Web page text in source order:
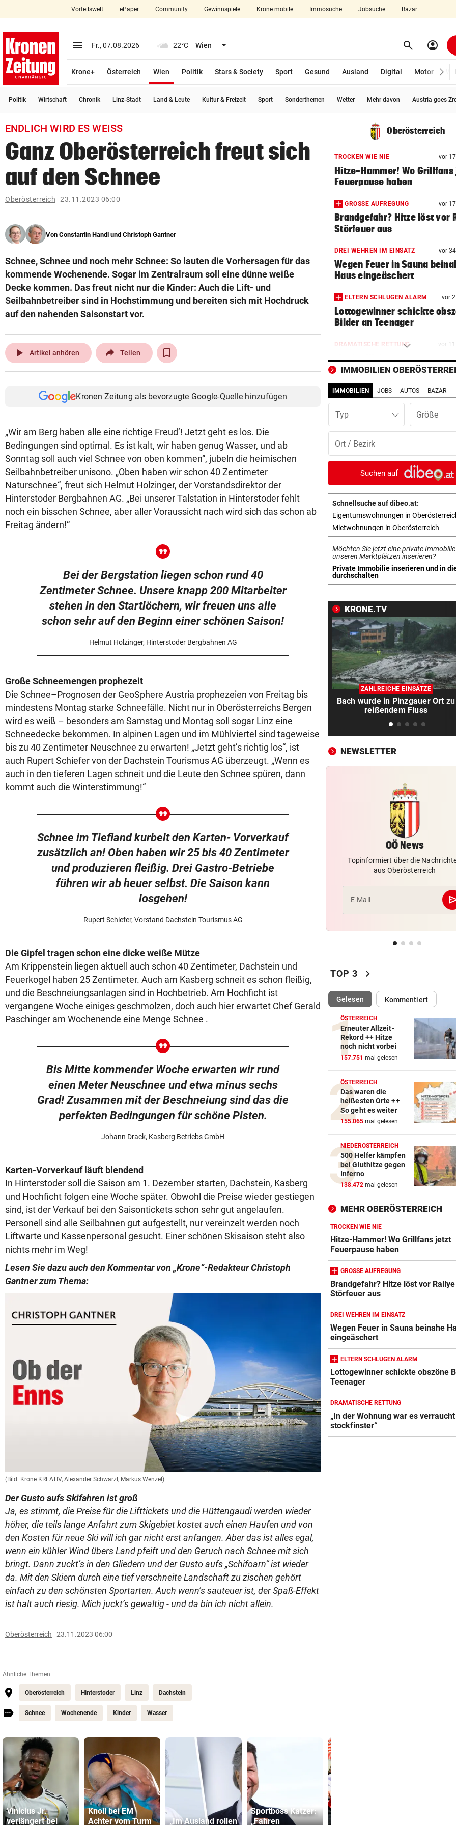
closeSchließen
account_circle Anmelden
arrow_right
bookmark
Suchbegriff
eingeben
© Krone Multimedia GmbH & Co KG 2026
Vorteilswelt ePaper Community Gewinnspiele Krone mobile Immosuche Jobsuche Bazar
menu Menü aufklappen
Fr., 07.08.2026 22°C Wien Menü aufklappen search Suchen
account_circle
Krone+ Österreich Wien
Politik
Stars & Society Sport Gesund Ausland Digital Motor
Politik Wirtschaft Chronik Linz-Stadt Land & Leute Kultur & Freizeit Sport Sonderthemen Wetter Mehr davon Austria goes
ENDLICH WIRD ES WEISS
Ganz Oberösterreich freut sich
auf den Schnee
Oberösterreich 23.11.2023 06:00
Von Constantin Handl und Christoph Gantner
Schnee, Schnee und noch mehr Schnee: So lauten die Vorhersagen für das
kommende Wochenende. Sogar im Zentralraum soll eine dünne weiße
Decke kommen. Das freut nicht nur die Kinder: Auch die Lift- und
Seilbahnbetreiber sind in Hochstimmung und bereiten sich mit Hochdruck
auf den nahenden Saisonstart vor.
play_arrow Artikel anhören Teilen
Kronen Zeitung als bevorzugte Google-Quelle hinzufügen
„Wir am Berg haben alle eine richtige Freud’! Jetzt geht es los. Die
Bedingungen sind optimal. Es ist kalt, wir haben genug Wasser, und ab
Sonntag soll auch viel Schnee von oben kommen“, jubeln die heimischen
Seilbahnbetreiber unisono. „Oben haben wir schon 40 Zentimeter
Naturschnee“, freut sich Helmut Holzinger, der Vorstandsdirektor der
Hinterstoder Bergbahnen AG. „Bei unserer Talstation in Hinterstoder fehlt
noch ein bisschen Schnee, aber aller Voraussicht nach wird sich das schon ab
Freitag ändern!“
Bei der Bergstation liegen schon rund 40
Zentimeter Schnee. Unsere knapp 200 Mitarbeiter
stehen in den Startlöchern, wir freuen uns alle
schon sehr auf den Beginn einer schönen Saison!
Helmut Holzinger, Hinterstoder Bergbahnen AG
Große Schneemengen prophezeit
Die Schnee–Prognosen der GeoSphere Austria prophezeien von Freitag bis
mindestens Montag starke Schneefälle. Nicht nur in Oberösterreichs Bergen
wird es weiß – besonders am Samstag und Montag soll sogar Linz eine
Schneedecke bekommen. In alpinen Lagen und im Mühlviertel sind tageweise
bis zu 40 Zentimeter Neuschnee zu erwarten! „Jetzt geht’s richtig los“, ist
auch Rupert Schiefer von der Dachstein Tourismus AG überzeugt. „Wenn es
auch in den tieferen Lagen schneit und die Leute den Schnee spüren, dann
kommt auch die Winterstimmung!“
Schnee im Tiefland kurbelt den Karten- Vorverkauf
zusätzlich an! Oben haben wir 25 bis 40 Zentimeter
und produzieren fleißig. Drei Gastro-Betriebe
führen wir ab heuer selbst. Die Saison kann
losgehen!
Rupert Schiefer, Vorstand Dachstein Tourismus AG
Die Gipfel tragen schon eine dicke weiße Mütze
Am Krippenstein liegen aktuell auch schon 40 Zentimeter, Dachstein und
Feuerkogel haben 25 Zentimeter. Auch am Kasberg schneit es schon fleißig,
und die Beschneiungsanlagen sind in Hochbetrieb. Am Hochficht ist
vergangene Woche einiges geschmolzen, doch auch hier erwartet Chef Gerald
Paschinger am Wochenende eine Menge Schnee .
Bis Mitte kommender Woche erwarten wir rund
einen Meter Neuschnee und etwa minus sechs
Grad! Zusammen mit der Beschneiung sind das die
perfekten Bedingungen für schöne Pisten.
Johann Drack, Kasberg Betriebs GmbH
Karten-Vorverkauf läuft blendend
In Hinterstoder soll die Saison am 1. Dezember starten, Dachstein, Kasberg
und Hochficht folgen eine Woche später. Obwohl die Preise wieder gestiegen
sind, ist der Verkauf bei den Saisontickets schon sehr gut angelaufen.
Personell sind alle Seilbahnen gut aufgestellt, nur vereinzelt werden noch
Liftwarte und Kassenpersonal gesucht. Einer schönen Skisaison steht also
nichts mehr im Weg!
Lesen Sie dazu auch den Kommentar von „Krone“-Redakteur Christoph
Gantner zum Thema:
(Bild: Krone KREATIV, Alexander Schwarzl, Markus Wenzel)
Der Gusto aufs Skifahren ist groß
Ja, es stimmt, die Preise für die Lifttickets und die Hüttengaudi werden wieder
höher, die teils lange Anfahrt zum Skigebiet kostet auch einen Haufen und von
den Kosten für neue Ski will ich gar nicht erst anfangen. Aber das ist alles egal,
wenn ein kühler Wind übers Land pfeift und den Geruch nach Schnee mit sich
bringt. Dann zuckt’s in den Gliedern und der Gusto aufs „Schifoarn“ ist wieder
da. Mit den Skiern durch eine tief verschneite Landschaft zu zischen gehört
einfach zu den schönsten Sportarten. Auch wenn’s sauteuer ist, der Spaß-Effekt
ist halt auch riesig. Mich juckt’s gewaltig - und da bin ich nicht allein.
Oberösterreich 23.11.2023 06:00
Ähnliche Themen
Oberösterreich Hinterstoder Linz Dachstein
Schnee Wochenende Kinder Wasser
Vinicius Jr.
verlängert bei
Knoll bei EM
Achter vom Turm
„Im Ausland rollen
Sportboss Katzer:
„Fahren
Oberösterreich
TROCKEN WIE NIE vor
Hitze-Hammer! Wo
Feuerpause haben
GROSSE AUFREGUNG vor
Brandgefahr? Hitze löst vor
Störfeuer aus
DREI WEHREN IM EINSATZ vor
Wegen Feuer in Sauna
Haus eingeäschert
ELTERN SCHLUGEN ALARM vor
Lottogewinner schickte
Bilder an Teenager
DRAMATISCHE RETTUNG vor
„In der Wohnung war es
und stockfinster“
IM WAGEN EINGEKLEMMT vor
Autolenker (81) starb nach
Kollision mit Linienbus
heiße Temperaturen
ORTSCHEF SPRICHT vor
Was soll aus der ehemaligen
Konditorei werden?
LINZER KÜNSTLERIN: vor
Dem Plastikmüll werden
klingende Beats entlockt
MOTTO FÜRS WOCHENENDE
Reinkultur erleben
WOLLTE AUSWEICHEN vor
Alkolenker überschlug sich
wegen eines Hasen
TEENIE AUF ÜBERHOLSPUR vor
230 PS! 13-Jährige schrieb
Autocross Geschichte
BAUSTART IM OKTOBER vor
entstehen wird
WEGEN AUTOREIFEN
Kleine Gemeinde mit
geht vor Gericht
500 STELLEN BETROFFEN vor
Linzer Tech-Firma hat
fast abgeschlossen
vor
um Kult-Wirtshaus?
Ischl verkaufen
SCHWERE VERLETZUNGEN
Junger Wanderer rutschte
Abstieg 50 Meter ab
KEINE TICKETS NÖTIG
Feiern Sie den Sommer am
„Krone“-Fest 2026!
IMMOBILIEN
IMMOBILIEN JOBS AUTOS BAZAR
Typ
Suchen auf
Schnellsuche auf dibeo.at:
Eigentumswohnungen in
Mietwohnungen in Oberösterreich
Möchten Sie jetzt eine private
unseren Marktplätzen inserieren?
Private Immobilie inserieren und in
durchschalten
in neuem Tab öffnen
KRONE.TV
ZAHLREICHE EINSÄTZE
Bach wurde in Pinzgauer Ort zu
reißendem Fluss
NEWSLETTER
OÖ News
Topinformiert über die
aus Oberösterreich
E-Mail
TOP 3 chevron_right
Gelesen(ausgewählt)Kommentiert
ÖSTERREICH
Erneuter Allzeit-
Rekord ++ Hitze
noch nicht vorbei
157.751 mal gelesen
ÖSTERREICH
Das waren die
heißesten Orte ++
So geht es weiter
155.065 mal gelesen
NIEDERÖSTERREICH
500 Helfer kämpfen
bei Gluthitze gegen
Inferno
138.472 mal gelesen
MEHR OBERÖSTERREICH
TROCKEN WIE NIE
Hitze-Hammer! Wo Grillfans jetzt
Feuerpause haben
GROSSE AUFREGUNG
Brandgefahr? Hitze löst vor Rallye
Störfeuer aus
DREI WEHREN IM EINSATZ
Wegen Feuer in Sauna beinahe
eingeäschert
ELTERN SCHLUGEN ALARM
Lottogewinner schickte obszöne
Teenager
DRAMATISCHE RETTUNG
„In der Wohnung war es
stockfinster“